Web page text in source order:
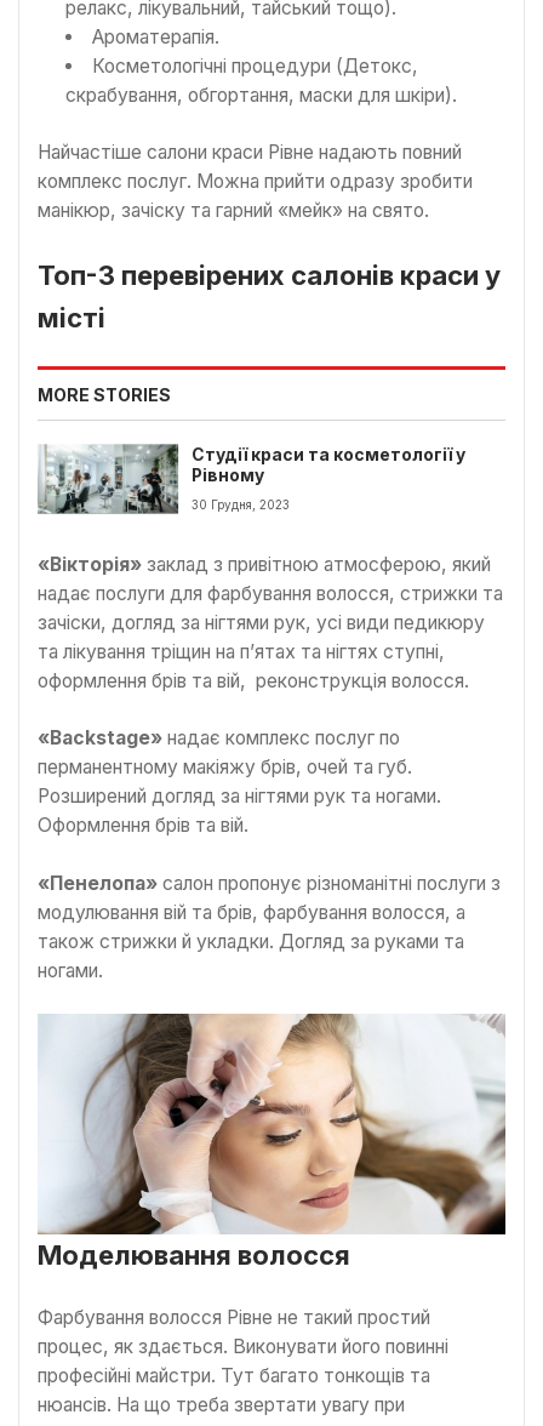
релакс, лікувальний, тайський тощо).
Ароматерапія.
Косметологічні процедури (Детокс,
скрабування, обгортання, маски для шкіри).
Найчастіше салони краси Рівне надають повний
комплекс послуг. Можна прийти одразу зробити
манікюр, зачіску та гарний «мейк» на свято.
Топ-3 перевірених салонів краси у
місті
MORE STORIES
Студії краси та косметології у
Рівному
30 Грудня, 2023
«Вікторія» заклад з привітною атмосферою, який
надає послуги для фарбування волосся, стрижки та
зачіски, догляд за нігтями рук, усі види педикюру
та лікування тріщин на п’ятах та нігтях ступні,
оформлення брів та вій, реконструкція волосся.
«Backstage» надає комплекс послуг по
перманентному макіяжу брів, очей та губ.
Розширений догляд за нігтями рук та ногами.
Оформлення брів та вій.
«Пенелопа» салон пропонує різноманітні послуги з
модулювання вій та брів, фарбування волосся, а
також стрижки й укладки. Догляд за руками та
ногами.
Моделювання волосся
Фарбування волосся Рівне не такий простий
процес, як здається. Виконувати його повинні
професійні майстри. Тут багато тонкощів та
нюансів. На що треба звертати увагу при